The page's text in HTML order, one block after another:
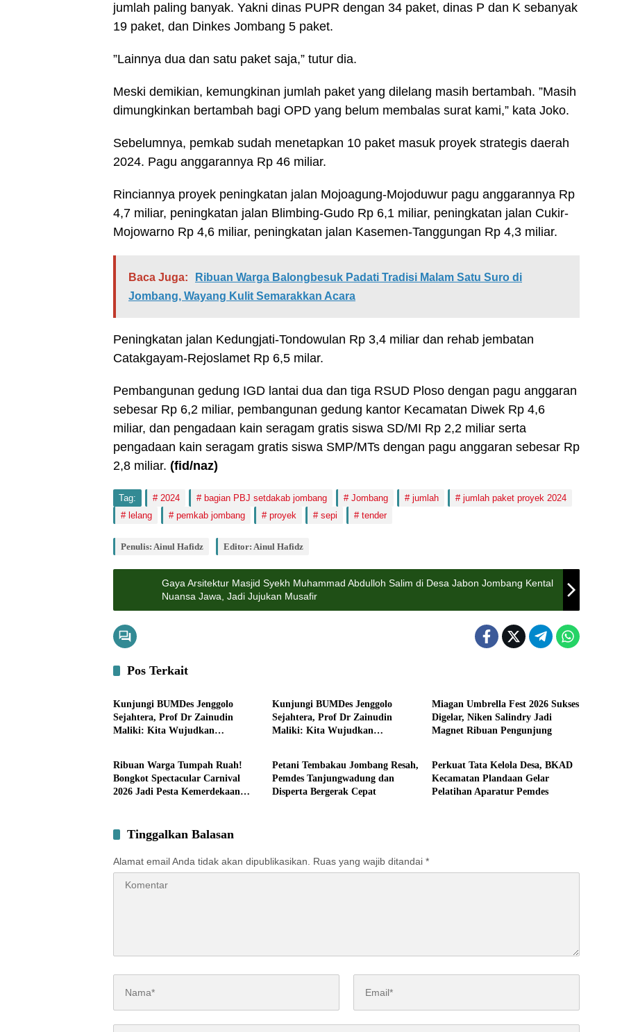
jumlah paling banyak. Yakni dinas PUPR dengan 34 paket, dinas P dan K sebanyak
19 paket, dan Dinkes Jombang 5 paket.
”Lainnya dua dan satu paket saja,” tutur dia.
Meski demikian, kemungkinan jumlah paket yang dilelang masih bertambah. ”Masih
dimungkinkan bertambah bagi OPD yang belum membalas surat kami,” kata Joko.
Sebelumnya, pemkab sudah menetapkan 10 paket masuk proyek strategis daerah
2024. Pagu anggarannya Rp 46 miliar.
Rinciannya proyek peningkatan jalan Mojoagung-Mojoduwur pagu anggarannya Rp
4,7 miliar, peningkatan jalan Blimbing-Gudo Rp 6,1 miliar, peningkatan jalan Cukir-
Mojowarno Rp 4,6 miliar, peningkatan jalan Kasemen-Tanggungan Rp 4,3 miliar.
Baca Juga:
Ribuan Warga Balongbesuk Padati Tradisi Malam Satu Suro di
Jombang, Wayang Kulit Semarakkan Acara
Peningkatan jalan Kedungjati-Tondowulan Rp 3,4 miliar dan rehab jembatan
Catakgayam-Rejoslamet Rp 6,5 milar.
Pembangunan gedung IGD lantai dua dan tiga RSUD Ploso dengan pagu anggaran
sebesar Rp 6,2 miliar, pembangunan gedung kantor Kecamatan Diwek Rp 4,6
miliar, dan pengadaan kain seragam gratis siswa SD/MI Rp 2,2 miliar serta
pengadaan kain seragam gratis siswa SMP/MTs dengan pagu anggaran sebesar Rp
2,8 miliar. (fid/naz)
Tag: 2024 bagian PBJ setdakab jombang Jombang jumlah
jumlah paket proyek 2024
lelang
pemkab jombang proyek sepi tender
Penulis: Ainul Hafidz Editor: Ainul Hafidz
Gaya Arsitektur Masjid Syekh Muhammad Abdulloh Salim di Desa Jabon Jombang Kental
Nuansa Jawa, Jadi Jujukan Musafir
Pos Terkait
Pemerintahan
Kunjungi BUMDes Jenggolo
Sejahtera, Prof Dr Zainudin
Maliki: Kita Wujudkan
Kunjungi BUMDes Jenggolo
Sejahtera, Prof Dr Zainudin
Maliki: Kita Wujudkan
Miagan Umbrella Fest 2026 Sukses
Digelar, Niken Salindry Jadi
Magnet Ribuan Pengunjung
Ribuan Warga Tumpah Ruah!
Bongkot Spectacular Carnival
2026 Jadi Pesta Kemerdekaan
Petani Tembakau Jombang Resah,
Pemdes Tanjungwadung dan
Disperta Bergerak Cepat
Pemerintahan
Perkuat Tata Kelola Desa, BKAD
Kecamatan Plandaan Gelar
Pelatihan Aparatur Pemdes
Tinggalkan Balasan
Alamat email Anda tidak akan dipublikasikan. Ruas yang wajib ditandai *